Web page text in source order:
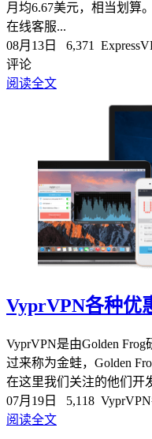
月均6.67美元，相当划算
在线客服...
08月13日
6,371
评论
阅读全文
VyprVPN各种优
VyprVPN是由Golden
过来称为金蛙，Golden
在这里我们关注的他们开
07月19日
5,118
阅读全文